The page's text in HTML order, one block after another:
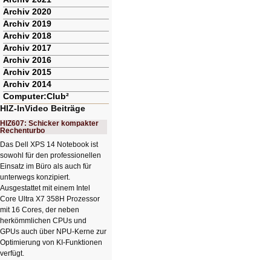
Archiv 2020
Archiv 2019
Archiv 2018
Archiv 2017
Archiv 2016
Archiv 2015
Archiv 2014
Computer:Club²
HIZ-InVideo Beiträge
HIZ607: Schicker kompakter
Rechenturbo
Das Dell XPS 14 Notebook ist
sowohl für den professionellen
Einsatz im Büro als auch für
unterwegs konzipiert.
Ausgestattet mit einem Intel
Core Ultra X7 358H Prozessor
mit 16 Cores, der neben
herkömmlichen CPUs und
GPUs auch über NPU-Kerne zur
Optimierung von KI-Funktionen
verfügt.